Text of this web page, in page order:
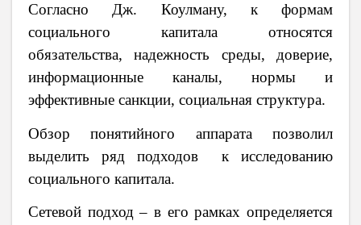
Согласно Дж. Коулману, к формам
социального капитала относятся
обязательства, надежность среды, доверие,
информационные каналы, нормы и
эффективные санкции, социальная структура.
Обзор понятийного аппарата позволил
выделить ряд подходов к исследованию
социального капитала.
Сетевой подход – в его рамках определяется